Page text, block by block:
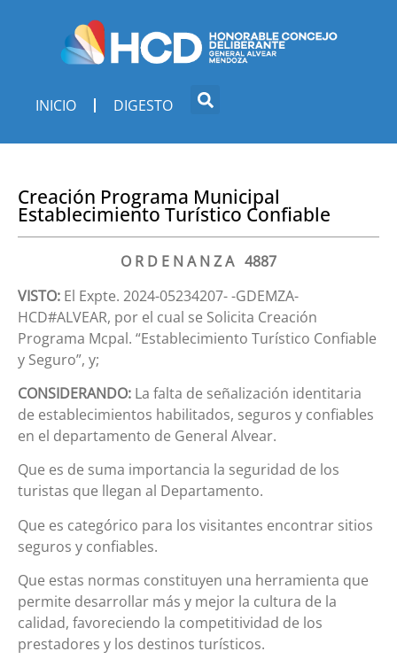
INICIO DIGESTO
Creación Programa Municipal
Establecimiento Turístico Confiable
O R D E N A N Z A 4887
VISTO: El Expte. 2024-05234207- -GDEMZA-
HCD#ALVEAR, por el cual se Solicita Creación
Programa Mcpal. “Establecimiento Turístico Confiable
y Seguro”, y;
CONSIDERANDO: La falta de señalización identitaria
de establecimientos habilitados, seguros y confiables
en el departamento de General Alvear.
Que es de suma importancia la seguridad de los
turistas que llegan al Departamento.
Que es categórico para los visitantes encontrar sitios
seguros y confiables.
Que estas normas constituyen una herramienta que
permite desarrollar más y mejor la cultura de la
calidad, favoreciendo la competitividad de los
prestadores y los destinos turísticos.